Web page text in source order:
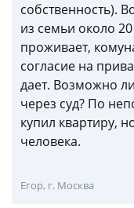
собственность).
из семьи около
проживает,
согласие на
дает. Возможно
через суд? По
купил квартиру,
человека.
Егор, г. Москва